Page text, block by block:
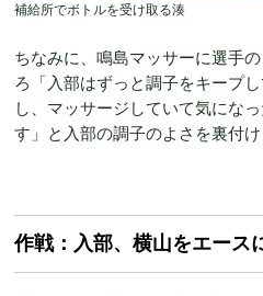
補給所でボトルを受け取る湊
ちなみに、鳴島マッサーに選手
ろ「入部はずっと調子をキープ
し、マッサージしていて気にな
す」と入部の調子のよさを裏付け
作戦：入部、横山をエース